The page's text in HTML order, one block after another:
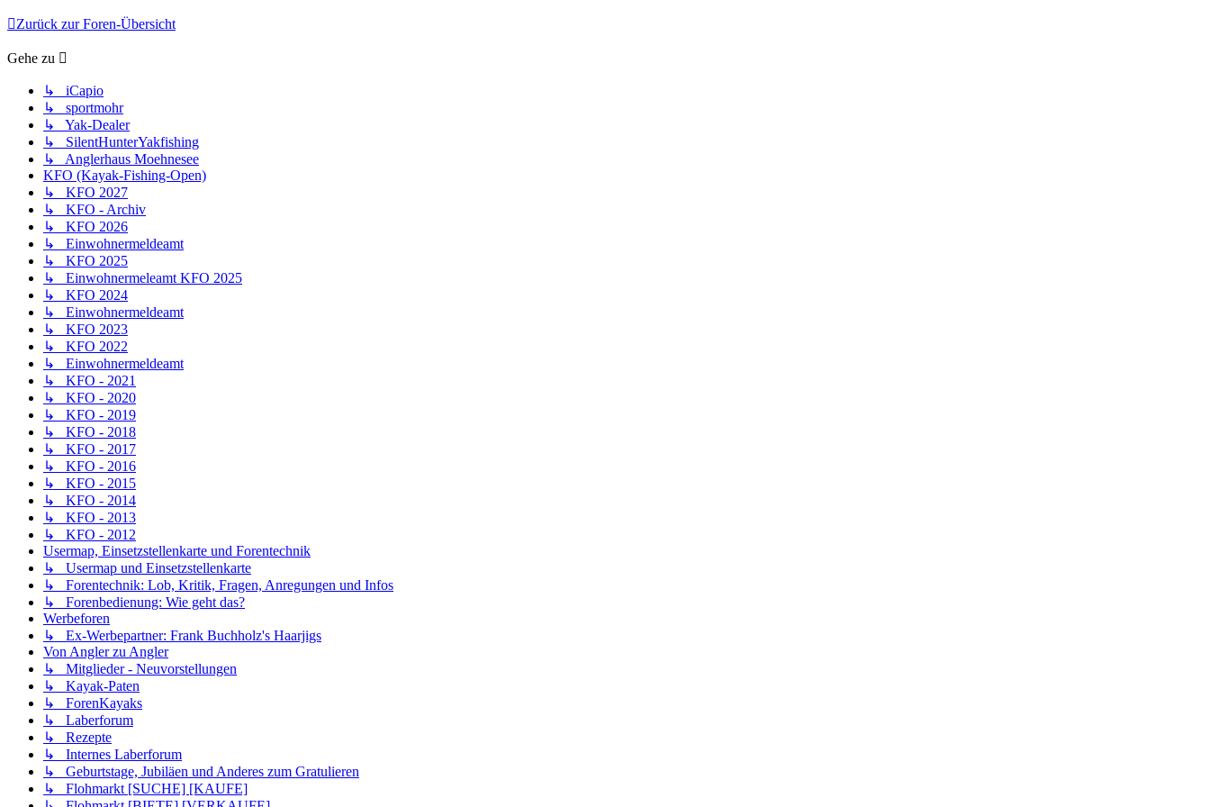
Zurück zur Foren-Übersicht
Gehe zu
↳ iCapio
↳ sportmohr
↳ Yak-Dealer
↳ SilentHunterYakfishing
↳ Anglerhaus Moehnesee
KFO (Kayak-Fishing-Open)
↳ KFO 2027
↳ KFO - Archiv
↳ KFO 2026
↳ Einwohnermeldeamt
↳ KFO 2025
↳ Einwohnermeleamt KFO 2025
↳ KFO 2024
↳ Einwohnermeldeamt
↳ KFO 2023
↳ KFO 2022
↳ Einwohnermeldeamt
↳ KFO - 2021
↳ KFO - 2020
↳ KFO - 2019
↳ KFO - 2018
↳ KFO - 2017
↳ KFO - 2016
↳ KFO - 2015
↳ KFO - 2014
↳ KFO - 2013
↳ KFO - 2012
Usermap, Einsetzstellenkarte und Forentechnik
↳ Usermap und Einsetzstellenkarte
↳ Forentechnik: Lob, Kritik, Fragen, Anregungen und Infos
↳ Forenbedienung: Wie geht das?
Werbeforen
↳ Ex-Werbepartner: Frank Buchholz's Haarjigs
Von Angler zu Angler
↳ Mitglieder - Neuvorstellungen
↳ Kayak-Paten
↳ ForenKayaks
↳ Laberforum
↳ Rezepte
↳ Internes Laberforum
↳ Geburtstage, Jubiläen und Anderes zum Gratulieren
↳ Flohmarkt [SUCHE] [KAUFE]